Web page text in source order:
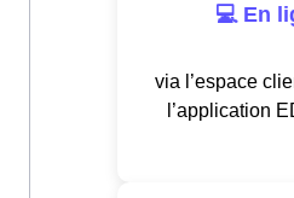
💻 En
via l’espace
l’application